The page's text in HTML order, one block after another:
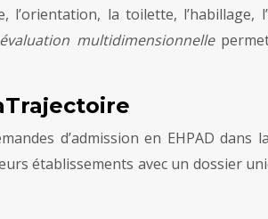
l’orientation, la toilette,
évaluation multidimensionnelle
d’admission en EHPAD
établissements avec un dossier